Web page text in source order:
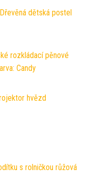
dětská postel
rozkládací pěnové
Candy
hvězd
s rolničkou růžová